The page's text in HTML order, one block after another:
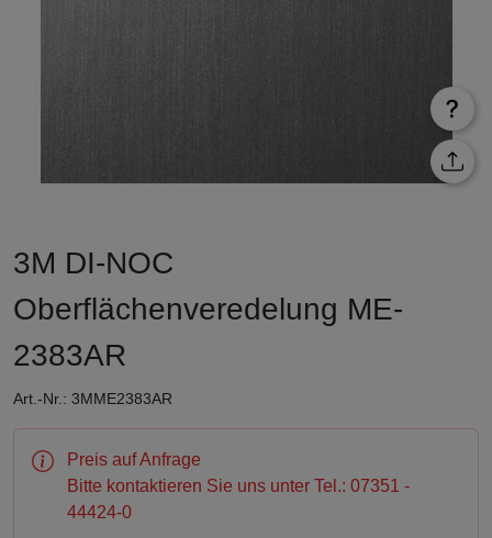
3M DI-NOC
Oberflächenveredelung ME-
2383AR
Art.-Nr.: 3MME2383AR
Preis auf Anfrage
Bitte kontaktieren Sie uns unter Tel.: 07351 -
44424-0